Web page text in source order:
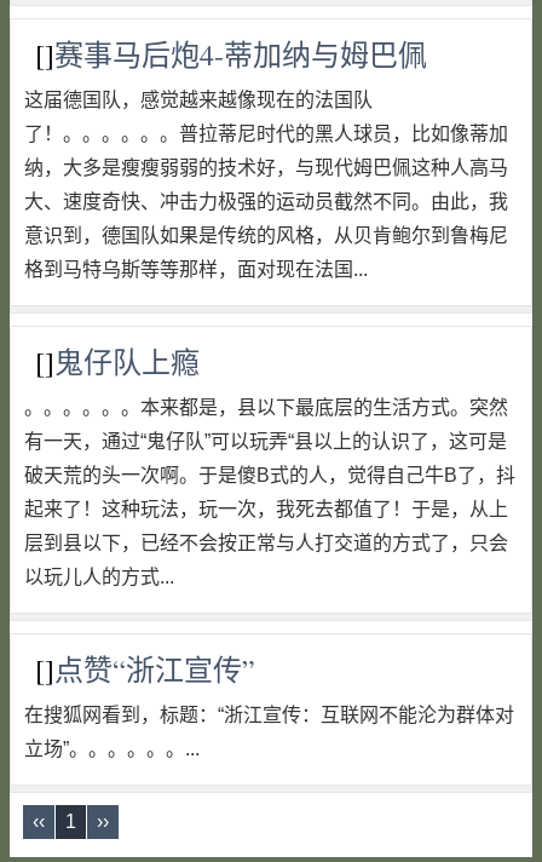
[]赛事马后炮4-蒂加纳与姆巴佩
这届德国队，感觉越来越像现在的法国队
了！。。。。。。普拉蒂尼时代的黑人球员，比如像蒂加
纳，大多是瘦瘦弱弱的技术好，与现代姆巴佩这种人高马
大、速度奇快、冲击力极强的运动员截然不同。由此，我
意识到，德国队如果是传统的风格，从贝肯鲍尔到鲁梅尼
格到马特乌斯等等那样，面对现在法国...
[]鬼仔队上瘾
。。。。。。本来都是，县以下最底层的生活方式。突然
有一天，通过“鬼仔队”可以玩弄“县以上的认识了，这可是
破天荒的头一次啊。于是傻B式的人，觉得自己牛B了，抖
起来了！这种玩法，玩一次，我死去都值了！于是，从上
层到县以下，已经不会按正常与人打交道的方式了，只会
以玩儿人的方式...
[]点赞“浙江宣传”
在搜狐网看到，标题：“浙江宣传：互联网不能沦为群体对
立场”。。。。。。...
‹‹ 1 ››